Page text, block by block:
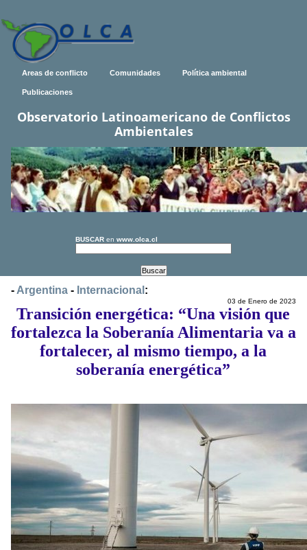
Areas de conflicto Comunidades Política ambiental
Publicaciones
Observatorio Latinoamericano de Conflictos
Ambientales
BUSCAR en www.olca.cl
- Argentina - Internacional :
03 de Enero de 2023
Transición energética: “Una visión que
fortalezca la Soberanía Alimentaria va a
fortalecer, al mismo tiempo, a la
soberanía energética”